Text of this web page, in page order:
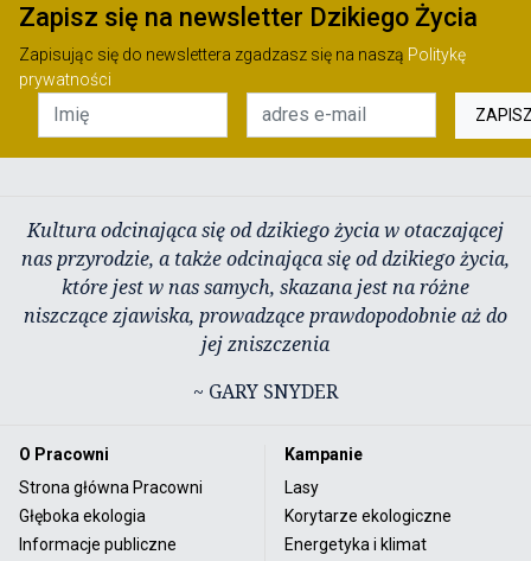
Zapisz się na newsletter Dzikiego Życia
Zapisując się do newslettera zgadzasz się na naszą Politykę
prywatności
Kultura odcinająca się od dzikiego życia w otaczającej
nas przyrodzie, a także odcinająca się od dzikiego życia,
które jest w nas samych, skazana jest na różne
niszczące zjawiska, prowadzące prawdopodobnie aż do
jej zniszczenia
~ GARY SNYDER
O Pracowni
Strona główna Pracowni
Głęboka ekologia
Informacje publiczne
Kampanie
Lasy
Korytarze ekologiczne
Energetyka i klimat